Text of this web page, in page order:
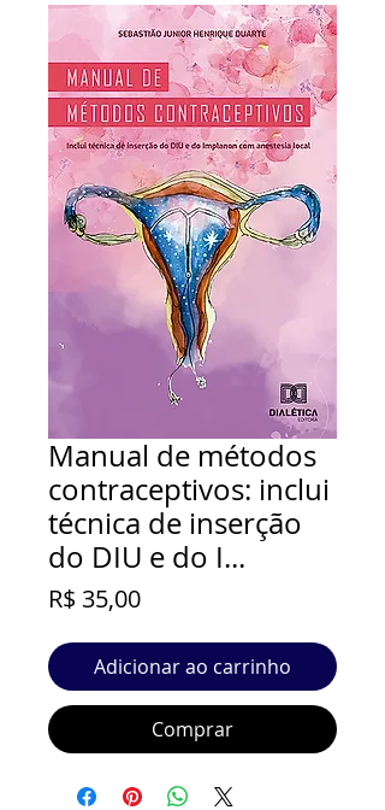
Manual de métodos
contraceptivos: inclui
técnica de inserção
do DIU e do I...
R$ 35,00Preço
Adicionar ao carrinho
Comprar